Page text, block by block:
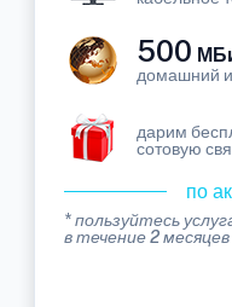
500
домашний
дарим
сотовую
по
* пользуйтесь
в течение 2